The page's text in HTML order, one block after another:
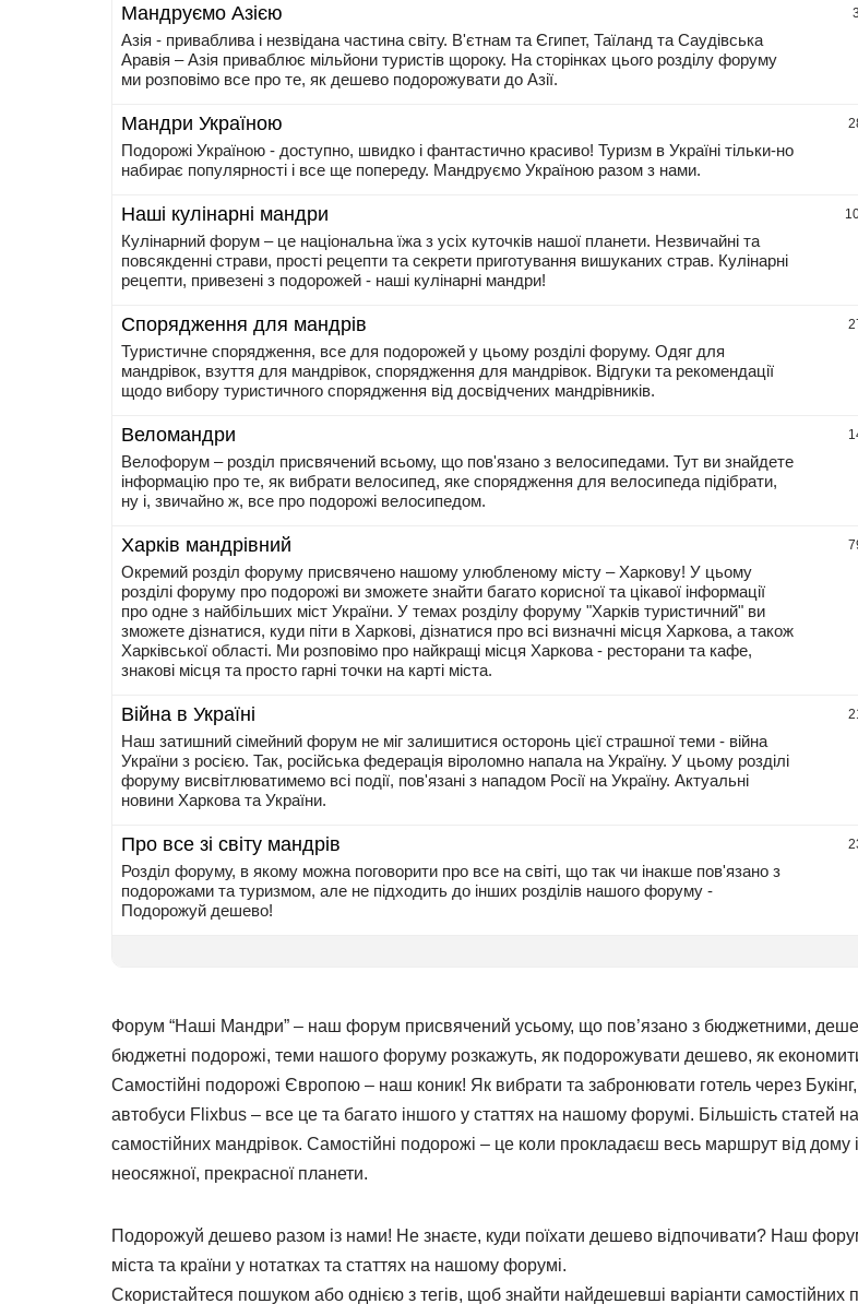
Мандруємо Азією
Азія - приваблива і незвідана частина світу. В'єтнам та Єгипет, Таїланд та Саудівська
Аравія – Азія приваблює мільйони туристів щороку. На сторінках цього розділу форуму
ми розповімо все про те, як дешево подорожувати до Азії.
3
Мандри Україною
Подорожі Україною - доступно, швидко і фантастично красиво! Туризм в Україні тільки-но
набирає популярності і все ще попереду. Мандруємо Україною разом з нами.
Наші кулінарні мандри
Кулінарний форум – це національна їжа з усіх куточків нашої планети. Незвичайні та
повсякденні страви, прості рецепти та секрети приготування вишуканих страв. Кулінарні
рецепти, привезені з подорожей - наші кулінарні мандри!
Спорядження для мандрів
Туристичне спорядження, все для подорожей у цьому розділі форуму. Одяг для
мандрівок, взуття для мандрівок, спорядження для мандрівок. Відгуки та рекомендації
щодо вибору туристичного спорядження від досвідчених мандрівників.
Веломандри
Велофорум – розділ присвячений всьому, що пов'язано з велосипедами. Тут ви знайдете
інформацію про те, як вибрати велосипед, яке спорядження для велосипеда підібрати,
ну і, звичайно ж, все про подорожі велосипедом.
Харків мандрівний
Окремий розділ форуму присвячено нашому улюбленому місту – Харкову! У цьому
розділі форуму про подорожі ви зможете знайти багато корисної та цікавої інформації
про одне з найбільших міст України. У темах розділу форуму "Харків туристичний" ви
зможете дізнатися, куди піти в Харкові, дізнатися про всі визначні місця Харкова, а також
Харківської області. Ми розповімо про найкращі місця Харкова - ресторани та кафе,
знакові місця та просто гарні точки на карті міста.
Війна в Україні
Наш затишний сімейний форум не міг залишитися осторонь цієї страшної теми - війна
України з росією. Так, російська федерація віроломно напала на Україну. У цьому розділі
форуму висвітлюватимемо всі події, пов'язані з нападом Росії на Україну. Актуальні
новини Харкова та України.
Про все зі світу мандрів
Розділ форуму, в якому можна поговорити про все на світі, що так чи інакше пов'язано з
подорожами та туризмом, але не підходить до інших розділів нашого форуму -
Подорожуй дешево!
Форум “Наші Мандри” – наш форум присвячений усьому, що пов’язано з бюджетними,
бюджетні подорожі, теми нашого форуму розкажуть, як подорожувати дешево, як
Самостійні подорожі Європою – наш коник! Як вибрати та забронювати готель через
автобуси Flixbus – все це та багато іншого у статтях на нашому форумі. Більшість статей
самостійних мандрівок. Самостійні подорожі – це коли прокладаєш весь маршрут від дому
неосяжної, прекрасної планети.
Подорожуй дешево разом із нами! Не знаєте, куди поїхати дешево відпочивати? Наш
міста та країни у нотатках та статтях на нашому форумі.
Скористайтеся пошуком або однією з тегів, щоб знайти найдешевші варіанти самостійних